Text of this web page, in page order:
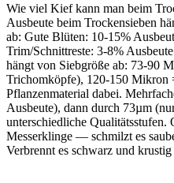
Wie viel Kief kann man beim
Ausbeute beim Trockensieben
ab: Gute Blüten: 10-15%
Trim/Schnittreste: 3-8%
hängt von Siebgröße ab: 73-90
Trichomköpfe), 120-150 Mikron
Pflanzenmaterial dabei.
Ausbeute), dann durch 73µm
unterschiedliche Qualitätsstufen.
Messerklinge — schmilzt es
Verbrennt es schwarz und